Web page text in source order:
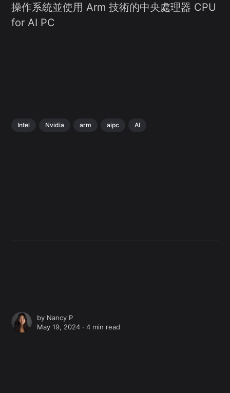
操作系統並使用 Arm 技術的中央處理器 CPU
for AI PC
Intel Nvidia arm aipc AI
by Nancy P
May 19, 2024 ∙4 min read